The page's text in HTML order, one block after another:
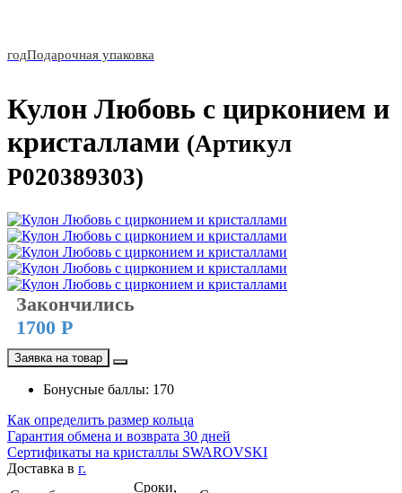
годПодарочная упаковка
Кулон Любовь с цирконием и
кристаллами (Артикул
P020389303)
Закончились
1700 Р
Заявка на товар
Бонусные баллы: 170
Как определить размер кольца
Гарантия обмена и возврата 30 дней
Сертификаты на кристаллы SWAROVSKI
Доставка в г.
Сроки,